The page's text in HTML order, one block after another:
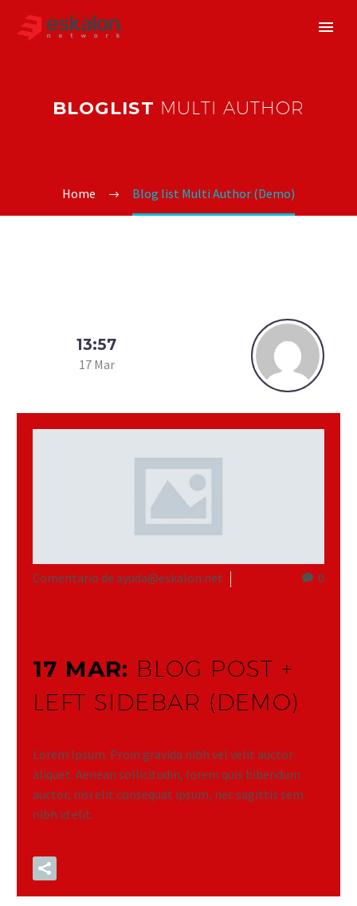
BLOGLIST MULTI AUTHOR
Home Blog list Multi Author (Demo)
13:57
17 Mar
Comentario de ayuda@eskalon.net
0
17 MAR: BLOG POST +
LEFT SIDEBAR (DEMO)
Lorem Ipsum. Proin gravida nibh vel velit auctor
aliquet. Aenean sollicitudin, lorem quis bibendum
auctor, nisi elit consequat ipsum, nec sagittis sem
nibh id elit.